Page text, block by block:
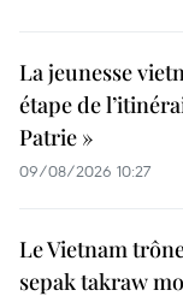
La jeunesse
étape de
Patrie »
09/08/2026 10:27
Le Vietnam
sepak takraw